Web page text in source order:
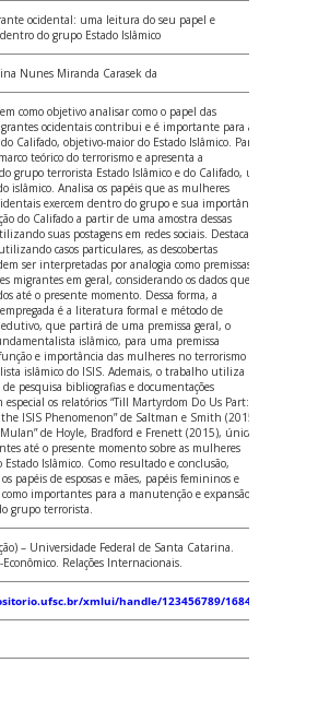
ocidental: uma leitura do seu papel e
do grupo Estado Islâmico
Nunes Miranda Carasek da
como objetivo analisar como o papel das
ocidentais contribui e é importante para a
Califado, objetivo-maior do Estado Islâmico. Para
teórico do terrorismo e apresenta a
grupo terrorista Estado Islâmico e do Califado, um
islâmico. Analisa os papéis que as mulheres
exercem dentro do grupo e sua importância
do Califado a partir de uma amostra dessas
suas postagens em redes sociais. Destaca-se
casos particulares, as descobertas
ser interpretadas por analogia como premissas
migrantes em geral, considerando os dados que
até o presente momento. Dessa forma, a
é a literatura formal e método de
que partirá de uma premissa geral, o
islâmico, para uma premissa
e importância das mulheres no terrorismo
islâmico do ISIS. Ademais, o trabalho utiliza
de pesquisa bibliografias e documentações
especial os relatórios “Till Martyrdom Do Us Part:
ISIS Phenomenon” de Saltman e Smith (2015)
de Hoyle, Bradford e Frenett (2015), únicas
até o presente momento sobre as mulheres
Estado Islâmico. Como resultado e conclusão,
papéis de esposas e mães, papéis femininos e
importantes para a manutenção e expansão
grupo terrorista.
– Universidade Federal de Santa Catarina.
Relações Internacionais.
xmlui/handle/123456789/168445